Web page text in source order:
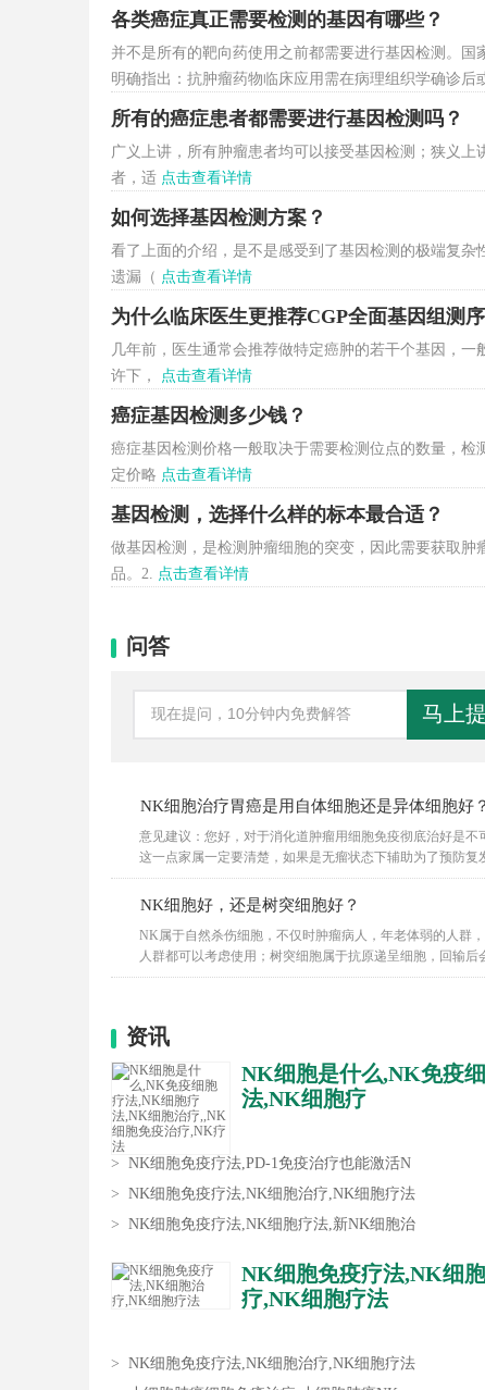
致病性高，一旦携带有这种突变，则患癌的概率非常
确为恶性肿瘤的患者。通过检测肿瘤信 点击查看详情
各类癌症真正需要检测的基因有哪些？
并不是所有的靶向药使用之前都需要进行基因检测。国
明确指出：抗肿瘤药物临床应用需在病理组织学确诊
情况给大家做了系统的盘点。各类癌症需要基因检测的
所有的癌症患者都需要进行基因检测吗？
广义上讲，所有肿瘤患者均可以接受基因检测；狭义
者，适 点击查看详情
如何选择基因检测方案？
看了上面的介绍，是不是感受到了基因检测的极端复
遗漏（ 点击查看详情
为什么临床医生更推荐CGP全面基因组测序
几年前，医生通常会推荐做特定癌肿的若干个基因，
许下，
点击查看详情
癌症基因检测多少钱？
癌症基因检测价格一般取决于需要检测位点的数量，检
定价略 点击查看详情
基因检测，选择什么样的标本最合适？
做基因检测，是检测肿瘤细胞的突变，因此需要获取
品。2.
点击查看详情
问答
NK细胞治疗胃癌是用自体细胞还是异体细胞好？
意见建议：您好，对于消化道肿瘤用细胞免疫彻底治好是不
这一点家属一定要清楚，如果是无瘤状态下辅助为了预防复
NK细胞好，还是树突细胞好？
NK属于自然杀伤细胞，不仅时肿瘤病人，年老体弱的人群
人群都可以考虑使用；树突细胞属于抗原递呈细胞，回输后
细
资讯
NK细胞是什么,NK免疫
法,NK细胞疗
> NK细胞免疫疗法,PD-1免疫治疗也能激活N
> NK细胞免疫疗法,NK细胞治疗,NK细胞疗法
> NK细胞免疫疗法,NK细胞疗法,新NK细胞治
NK细胞免疫疗法,NK细
疗,NK细胞疗法
> NK细胞免疫疗法,NK细胞治疗,NK细胞疗法